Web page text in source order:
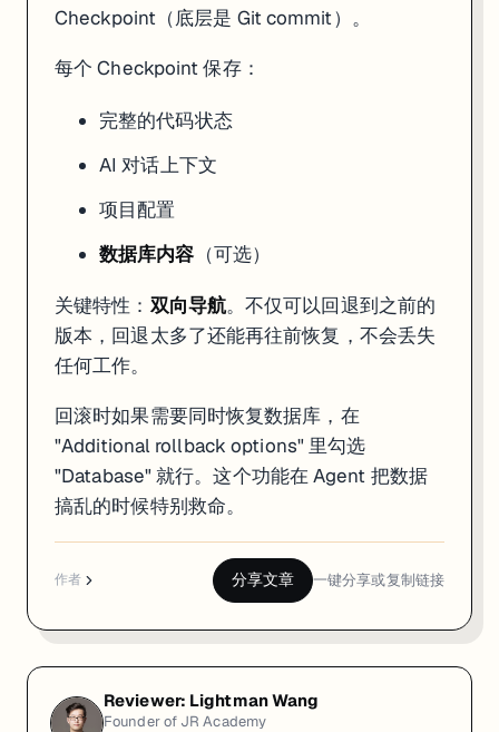
Checkpoint（底层是 Git commit）。
每个 Checkpoint 保存：
完整的代码状态
AI 对话上下文
项目配置
数据库内容 （可选）
关键特性： 双向导航。不仅可以回退到之前的
版本，回退太多了还能再往前恢复，不会丢失
任何工作。
回滚时如果需要同时恢复数据库，在
"Additional rollback options" 里勾选
"Database" 就行。这个功能在 Agent 把数据
搞乱的时候特别救命。
作者 分享文章 一键分享或复制链接
Reviewer: Lightman Wang
Founder of JR Academy